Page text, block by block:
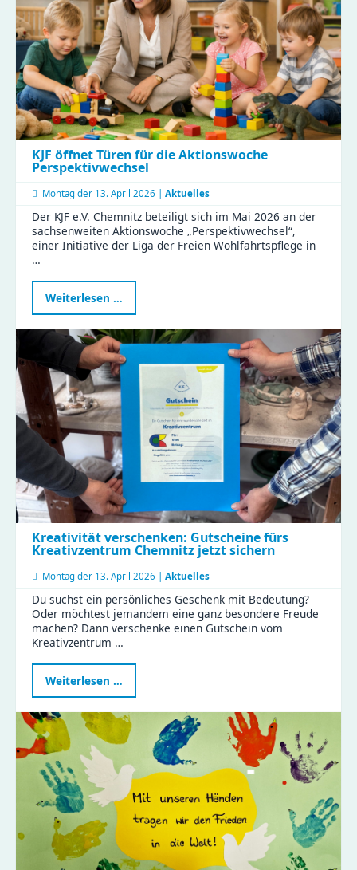
Haus
Liddy
KJF öffnet Türen für die Aktionswoche
Perspektivwechsel
Montag der 13. April 2026 | Aktuelles
Der KJF e.V. Chemnitz beteiligt sich im Mai 2026 an der
sachsenweiten Aktionswoche „Perspektivwechsel“,
einer Initiative der Liga der Freien Wohlfahrtspflege in
…
Weiterlesen …
öffnet
Türen
für
die
Aktionswoche
Perspektivwechsel
Kreativität verschenken: Gutscheine fürs
Kreativzentrum Chemnitz jetzt sichern
Montag der 13. April 2026 | Aktuelles
Du suchst ein persönliches Geschenk mit Bedeutung?
Oder möchtest jemandem eine ganz besondere Freude
machen? Dann verschenke einen Gutschein vom
Kreativzentrum …
Weiterlesen …
verschenken:
fürs
Kreativzentrum
Chemnitz
jetzt
sichern